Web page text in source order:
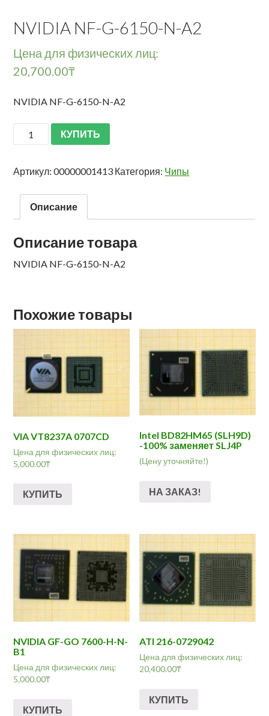
NVIDIA NF-G-6150-N-A2
Цена для физических лиц:
20,700.00₸
NVIDIA NF-G-6150-N-A2
КУПИТЬ
Артикул:00000001413 Категория: Чипы
Описание
Описание товара
NVIDIA NF-G-6150-N-A2
Похожие товары
VIA VT8237A 0707CD
Цена для физических лиц:
5,000.00₸
КУПИТЬ
Intel BD82HM65 (SLH9D)
-100% заменяет SLJ4P
(Цену уточняйте!)
НА ЗАКАЗ!
NVIDIA GF-GO 7600-H-N-
B1
Цена для физических лиц:
5,000.00₸
КУПИТЬ
ATI 216-0729042
Цена для физических лиц:
20,400.00₸
КУПИТЬ